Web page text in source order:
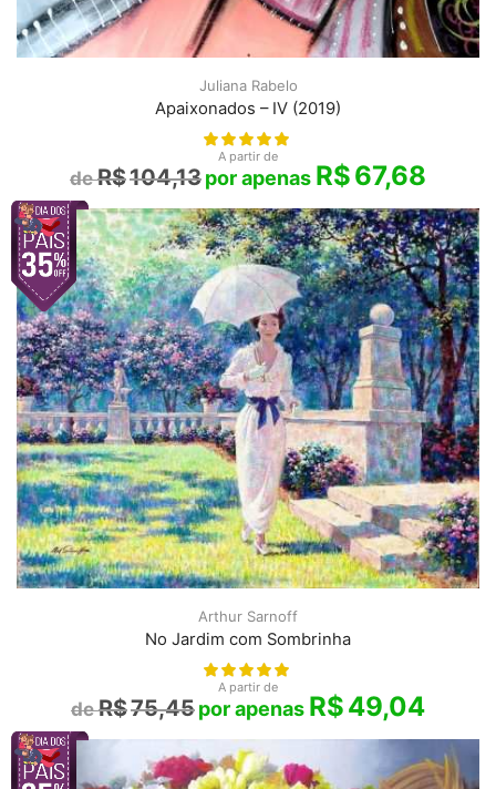
Juliana Rabelo
Apaixonados – IV (2019)
A partir de
R$104,13 R$67,68
Arthur Sarnoff
No Jardim com Sombrinha
A partir de
R$75,45 R$49,04